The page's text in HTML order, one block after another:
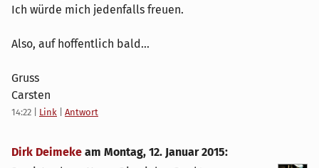
Ich würde mich jedenfalls freuen.
Also, auf hoffentlich bald...
Gruss
Carsten
14:22 Link Antwort
Dirk Deimeke am Montag, 12. Januar 2015: